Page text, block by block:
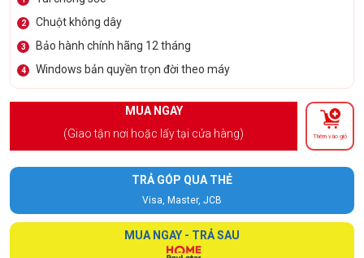
2 Chuột không dây
3 Bảo hành chính hãng 12 tháng
4 Windows bản quyền trọn đời theo máy
MUA NGAY
(Giao tận nơi hoặc lấy tại cửa hàng)
Thêm vào giỏ
TRẢ GÓP QUA THẺ
Visa, Master, JCB
MUA NGAY - TRẢ SAU